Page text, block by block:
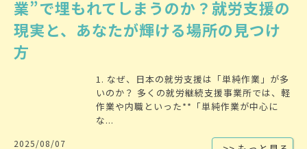
業”で埋もれてしまうのか？就労支援の
現実と、あなたが輝ける場所の見つけ
方
1. なぜ、日本の就労支援は「単純作業」が多
いのか？ 多くの就労継続支援事業所では、軽
作業や内職といった**「単純作業が中心に
な...
2025/08/07